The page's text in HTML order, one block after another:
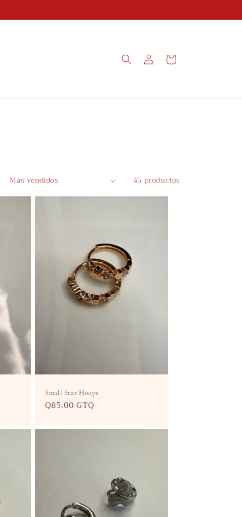
Iniciar
sesión
Carrito
45 productos
Small Star Hoops
Precio
Q85.00 GTQ